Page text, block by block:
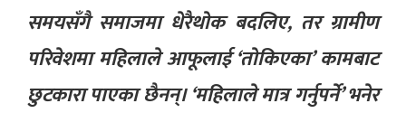
समयसँगै समाजमा धेरैथोक बदलिए, तर ग्रामीण
परिवेशमा महिलाले आफूलाई ‘तोकिएका’ कामबाट
छुटकारा पाएका छैनन्। ‘महिलाले मात्र गर्नुपर्ने’ भनेर